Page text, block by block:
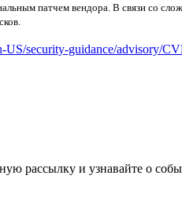
патчем вендора. В связи со
US/security-guidance/advisory/
рассылку и узнавайте о